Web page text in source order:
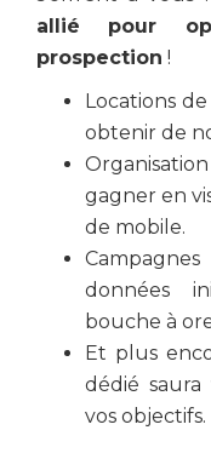
allié pour
prospection !
Locations
obtenir de
gagner en
de mobile.
données
bouche à
Et plus
dédié
vos objectifs.